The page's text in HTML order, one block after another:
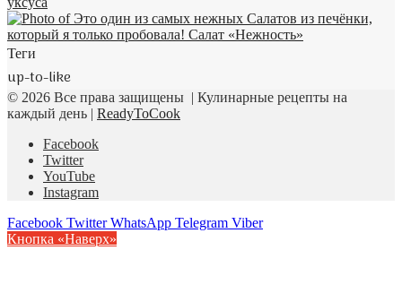
Теги
up-to-like
© 2026 Все права защищены | Кулинарные рецепты на
каждый день | ReadyToCook
Facebook
Twitter
YouTube
Instagram
Facebook Twitter WhatsApp Telegram Viber
Кнопка «Наверх»